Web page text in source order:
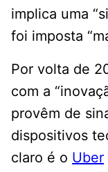
implica uma
foi imposta
Por volta de
com a
provêm de
dispositivos
claro é o Uber